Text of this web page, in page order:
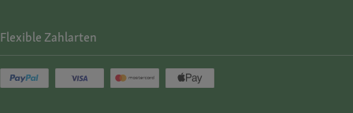
Flexible Zahlarten